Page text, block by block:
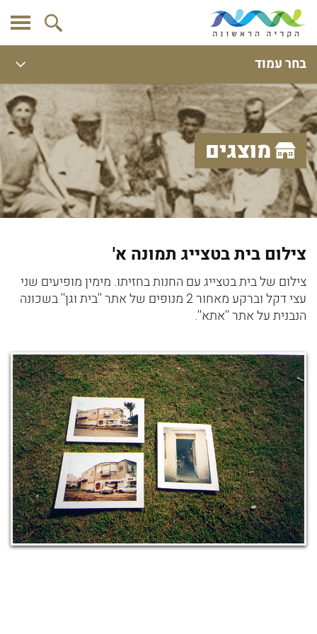
בחר עמוד
מוצגים
צילום בית בטצייג תמונה א'
צילום של בית בטצייג עם החנות בחזיתו. מימין מופיעים שני
עצי דקל וברקע מאחור 2 מנופים של אתר ''בית וגן'' בשכונה
הנבנית על אתר ''אתא''.